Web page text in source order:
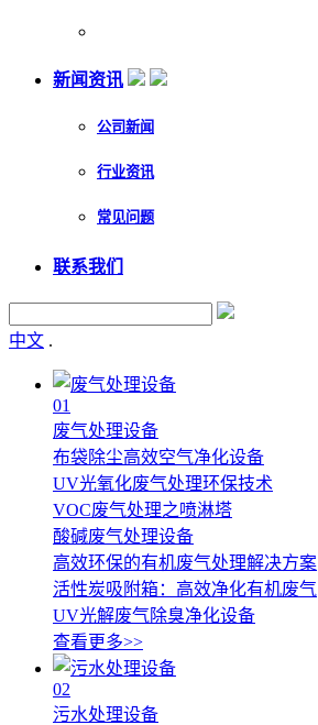
新闻资讯
公司新闻
行业资讯
常见问题
联系我们
中文 .
01
废气处理设备
布袋除尘高效空气净化设备
UV光氧化废气处理环保技术
VOC废气处理之喷淋塔
酸碱废气处理设备
高效环保的有机废气处理解决方案
活性炭吸附箱：高效净化有机废气
UV光解废气除臭净化设备
查看更多>>
02
污水处理设备